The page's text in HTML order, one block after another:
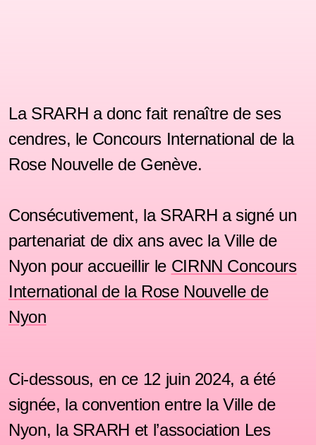
La SRARH a donc fait renaître de ses
cendres, le Concours International de la
Rose Nouvelle de Genève.
Consécutivement, la SRARH a signé un
partenariat de dix ans avec la Ville de
Nyon pour accueillir le CIRNN Concours
International de la Rose Nouvelle de
Nyon
Ci-dessous, en ce 12 juin 2024, a été
signée, la convention entre la Ville de
Nyon, la SRARH et l’association Les